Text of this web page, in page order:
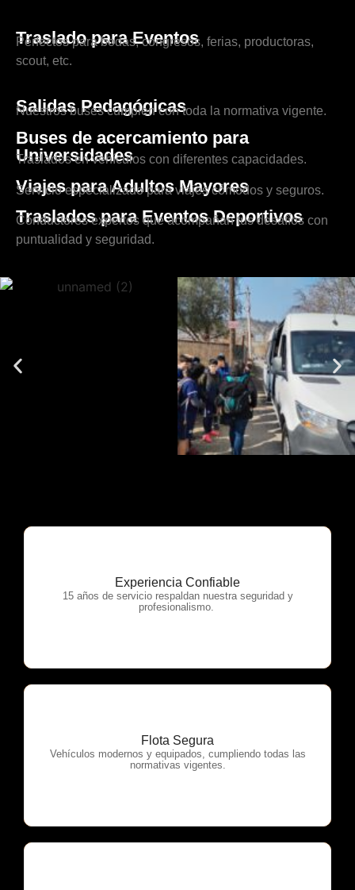
Traslado para Eventos
Perfectos para bodas, congresos, ferias, productoras,
scout, etc.
Salidas Pedagógicas
Nuestros buses cumplen con toda la normativa vigente.
Buses de acercamiento para
Universidades
Traslados en vehículos con diferentes capacidades.
Viajes para Adultos Mayores
Servicio especializado para viajes cómodos y seguros.
Traslados para Eventos Deportivos
Conductores expertos que acompañan tus desafíos con
puntualidad y seguridad.
Experiencia Confiable
15 años de servicio respaldan nuestra seguridad y
profesionalismo.
OTP Servicios
Flota Segura
Vehículos modernos y equipados, cumpliendo todas las
normativas vigentes.
OTP Servicios